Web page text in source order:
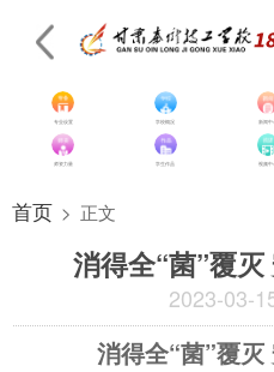
专业设置 学校概况 新闻中
师资力量 学生作品 视频中
首页 > 正文
消得全“菌”覆
2023-03-
消得全“菌”覆